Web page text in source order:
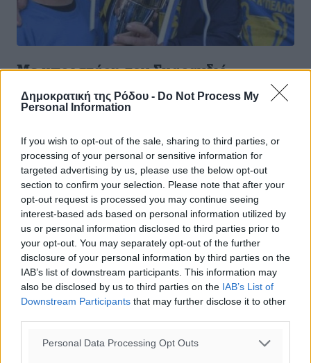
Δημοκρατική της Ρόδου - Do Not Process My
Personal Information
If you wish to opt-out of the sale, sharing to third parties, or
processing of your personal or sensitive information for
targeted advertising by us, please use the below opt-out
section to confirm your selection. Please note that after your
opt-out request is processed you may continue seeing
interest-based ads based on personal information utilized by
us or personal information disclosed to third parties prior to
your opt-out. You may separately opt-out of the further
disclosure of your personal information by third parties on the
IAB’s list of downstream participants. This information may
also be disclosed by us to third parties on the IAB’s List of
Downstream Participants that may further disclose it to other
Personal Data Processing Opt Outs
Με μπροστάρη τον Σμαραγδιό
Κανονικά πραγματοποιήθηκε το απόγευμα της Κυριακής
η γενική συνέλευση του Φοίβου Κρεμαστής. Μετά από
εκλογές με τον ...
23.05.16, 18:00